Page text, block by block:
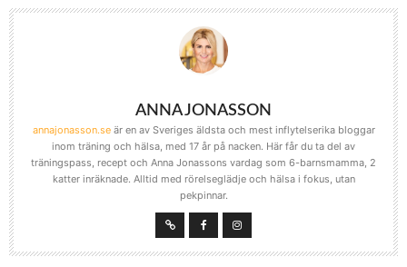
ANNA JONASSON
annajonasson.seär en av Sveriges äldsta och mest inflytelserika bloggar
inom träning och hälsa, med 17 år på nacken. Här får du ta del av
träningspass, recept och Anna Jonassons vardag som 6-barnsmamma, 2
katter inräknade. Alltid med rörelseglädje och hälsa i fokus, utan
pekpinnar.